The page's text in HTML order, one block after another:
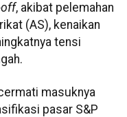
, akibat pelemahan
(AS), kenaikan
tensi
masuknya
pasar S&P